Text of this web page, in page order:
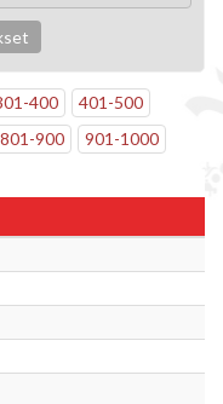
-400 401-500
801-900 901-1000